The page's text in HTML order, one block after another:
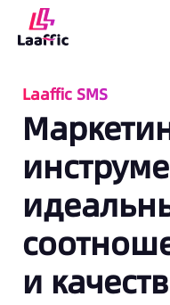
Laaffic SMS
и